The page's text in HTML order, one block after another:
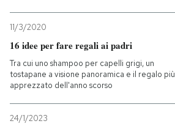
11/3/2020
16 idee per fare regali ai padri
Tra cui uno shampoo per capelli grigi, un
tostapane a visione panoramica e il regalo più
apprezzato dell'anno scorso
24/1/2023